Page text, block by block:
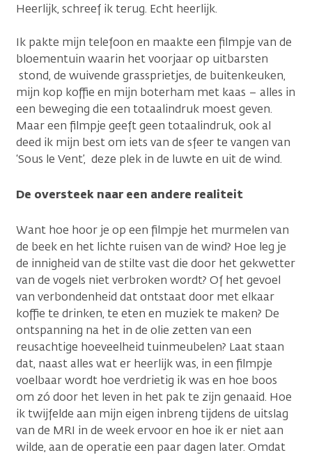
Heerlijk, schreef ik terug. Echt heerlijk.
Ik pakte mijn telefoon en maakte een filmpje van de
bloementuin waarin het voorjaar op uitbarsten
stond, de wuivende grassprietjes, de buitenkeuken,
mijn kop koffie en mijn boterham met kaas – alles in
een beweging die een totaalindruk moest geven.
Maar een filmpje geeft geen totaalindruk, ook al
deed ik mijn best om iets van de sfeer te vangen van
‘Sous le Vent’, deze plek in de luwte en uit de wind.
De oversteek naar een andere realiteit
Want hoe hoor je op een filmpje het murmelen van
de beek en het lichte ruisen van de wind? Hoe leg je
de innigheid van de stilte vast die door het gekwetter
van de vogels niet verbroken wordt? Of het gevoel
van verbondenheid dat ontstaat door met elkaar
koffie te drinken, te eten en muziek te maken? De
ontspanning na het in de olie zetten van een
reusachtige hoeveelheid tuinmeubelen? Laat staan
dat, naast alles wat er heerlijk was, in een filmpje
voelbaar wordt hoe verdrietig ik was en hoe boos
om zó door het leven in het pak te zijn genaaid. Hoe
ik twijfelde aan mijn eigen inbreng tijdens de uitslag
van de MRI in de week ervoor en hoe ik er niet aan
wilde, aan de operatie een paar dagen later. Omdat